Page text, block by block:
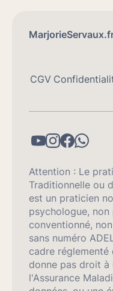
CGV
Attention : Le
Traditionnelle ou
est un praticien
psychologue,
conventionné,
sans numéro
cadre
donne pas droit à
l'Assurance